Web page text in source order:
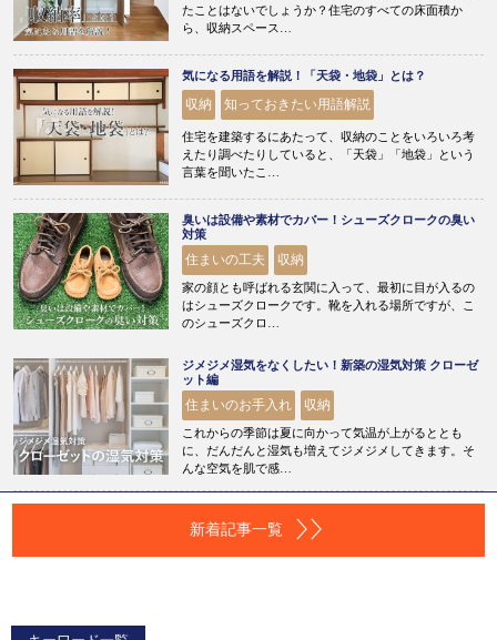
たことはないでしょうか？住宅のすべての床面積か
ら、収納スペース…
気になる用語を解説！「天袋・地袋」とは？
収納 知っておきたい用語解説
住宅を建築するにあたって、収納のことをいろいろ考
えたり調べたりしていると、「天袋」「地袋」という
言葉を聞いたこ…
臭いは設備や素材でカバー！シューズクロークの臭い
対策
住まいの工夫 収納
家の顔とも呼ばれる玄関に入って、最初に目が入るの
はシューズクロークです。靴を入れる場所ですが、こ
のシューズクロ…
ジメジメ湿気をなくしたい！新築の湿気対策 クローゼ
ット編
住まいのお手入れ 収納
これからの季節は夏に向かって気温が上がるととも
に、だんだんと湿気も増えてジメジメしてきます。そ
んな空気を肌で感…
新着記事一覧